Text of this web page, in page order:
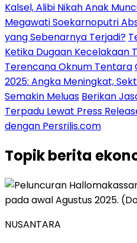
Kalsel, Alibi Nikah Anak
Megawati Soekarnoputri
yang Sebenarnya Terjadi?
Ketika Dugaan Kecelakaan
Terencana Oknum Tentara
2025: Angka Meningkat,
Semakin Meluas Berikan
Terpadu Lewat Press
dengan Persrilis.com
Topikberita
NUSANTARA